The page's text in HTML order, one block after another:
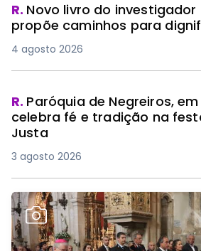
R. Novo livro do investigador
propõe caminhos para
4 agosto 2026
R. Paróquia de Negreiros,
celebra fé e tradição na
Justa
3 agosto 2026